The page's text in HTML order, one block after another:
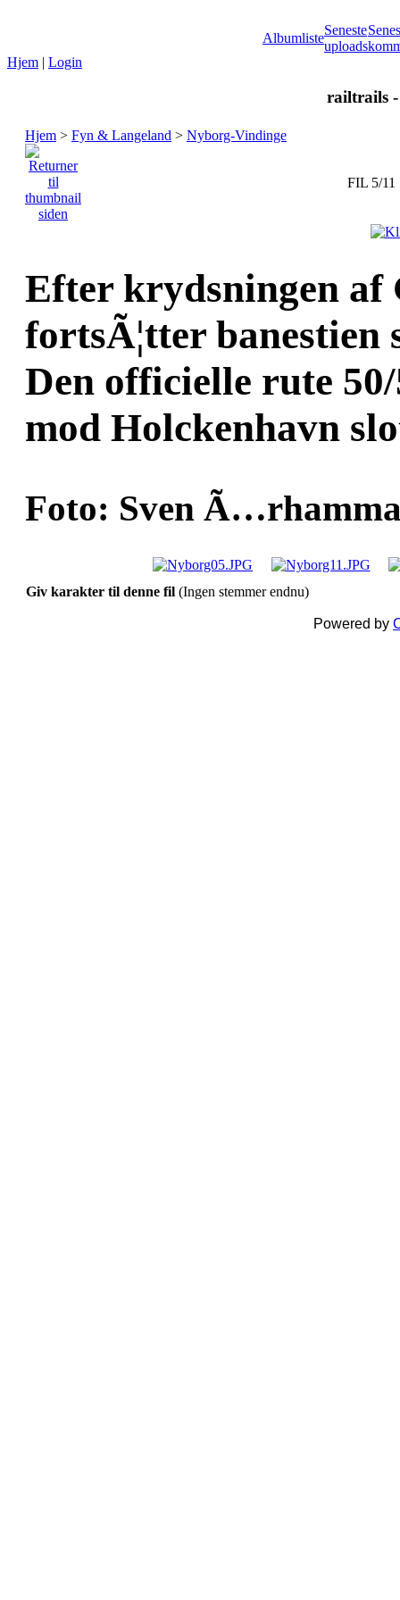
Albumliste
Seneste
uploads
Hjem | Login
railtrails
Hjem > Fyn & Langeland > Nyborg-Vindinge
FIL 5/11
Efter krydsningen af
fortsÃ¦tter
Den officielle rute
mod Holckenhavn
Foto: Sven
Giv karakter til denne fil (Ingen stemmer endnu)
Powered by